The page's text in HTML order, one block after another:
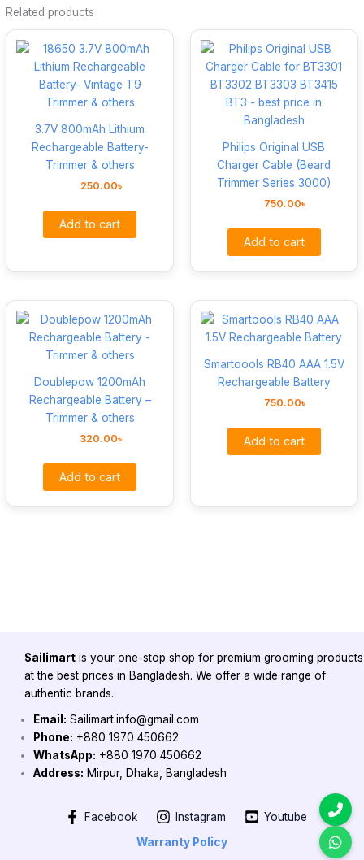
Related products
3.7V 800mAh Lithium
Rechargeable Battery-
Trimmer & others
250.00৳
Add to cart
Philips Original USB
Charger Cable (Beard
Trimmer Series 3000)
750.00৳
Add to cart
Doublepow 1200mAh
Rechargeable Battery –
Trimmer & others
320.00৳
Add to cart
Smartoools RB40 AAA 1.5V
Rechargeable Battery
750.00৳
Add to cart
Sailimart is your one-stop shop for premium grooming products
at the best prices in Bangladesh. We offer a wide range of
authentic brands.
Email: Sailimart.info@gmail.com
Phone: +880 1970 450662
WhatsApp: +880 1970 450662
Address: Mirpur, Dhaka, Bangladesh
Facebook Instagram
Youtube
Warranty Policy